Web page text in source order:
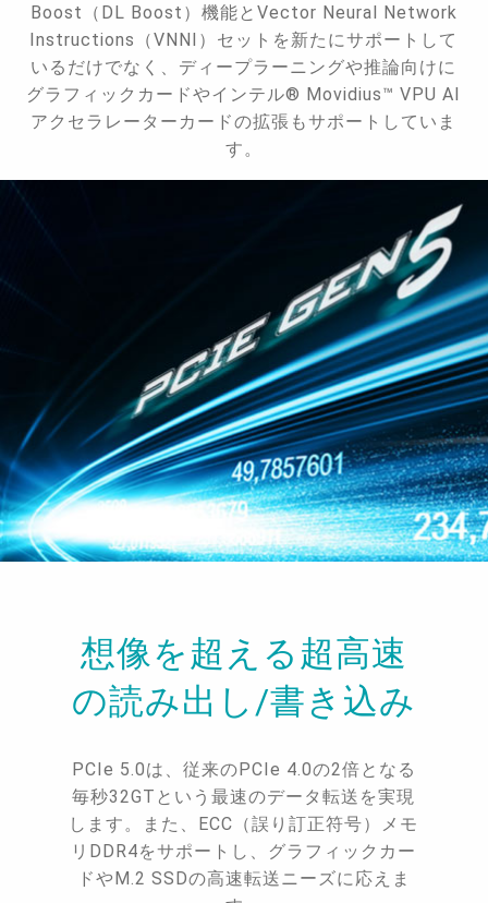
Boost（DL Boost）機能とVector Neural Network
Instructions（VNNI）セットを新たにサポートして
いるだけでなく、ディープラーニングや推論向けに
グラフィックカードやインテル® Movidius™ VPU AI
アクセラレーターカードの拡張もサポートしていま
す。
想像を超える超高速
の読み出し/書き込み
PCIe 5.0は、従来のPCIe 4.0の2倍となる
毎秒32GTという最速のデータ転送を実現
します。また、ECC（誤り訂正符号）メモ
リDDR4をサポートし、グラフィックカー
ドやM.2 SSDの高速転送ニーズに応えま